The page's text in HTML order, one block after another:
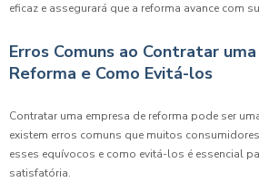
eficaz e assegurará que a reforma avance com
Erros Comuns ao Contratar
Reforma e Como Evitá-los
Contratar uma empresa de reforma pode ser
existem erros comuns que muitos
esses equívocos e como evitá-los é essencial
satisfatória.